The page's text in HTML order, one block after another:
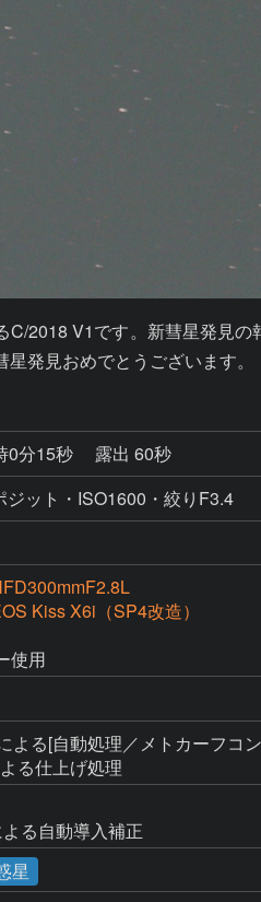
2018 V1です。新彗星発見
発見おめでとうございます。
0分15秒
露出 60秒
ット・ISO1600・絞りF3.4
Kiss X6i（SP4改造）
使用
よる[自動処理／メトカーフコ
る仕上げ処理
る自動導入補正
星